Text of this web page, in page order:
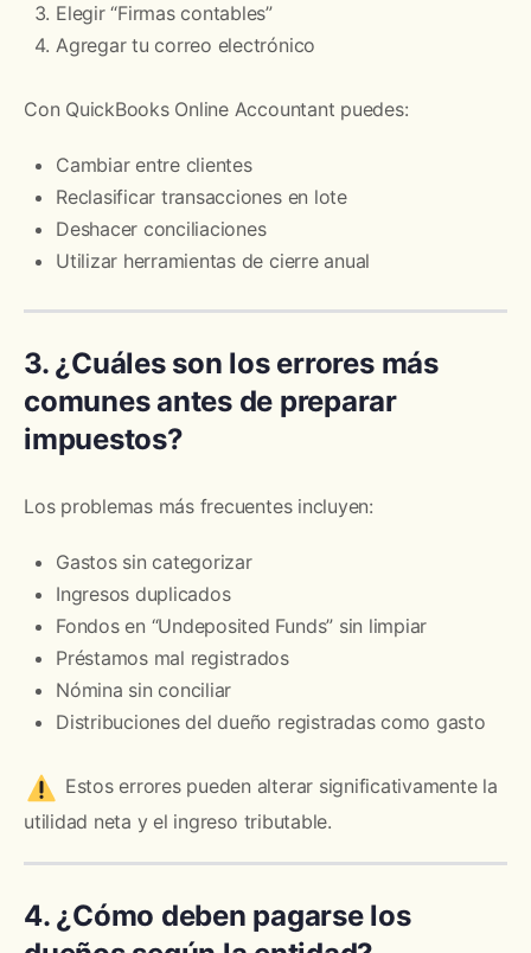
Elegir “Firmas contables”
Agregar tu correo electrónico
Con QuickBooks Online Accountant puedes:
Cambiar entre clientes
Reclasificar transacciones en lote
Deshacer conciliaciones
Utilizar herramientas de cierre anual
3. ¿Cuáles son los errores más
comunes antes de preparar
impuestos?
Los problemas más frecuentes incluyen:
Gastos sin categorizar
Ingresos duplicados
Fondos en “Undeposited Funds” sin limpiar
Préstamos mal registrados
Nómina sin conciliar
Distribuciones del dueño registradas como gasto
Estos errores pueden alterar significativamente la
utilidad neta y el ingreso tributable.
4. ¿Cómo deben pagarse los